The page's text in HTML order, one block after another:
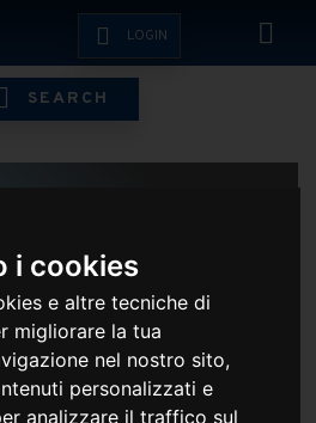
i cookies
e altre tecniche di
migliorare la tua
nel nostro sito,
personalizzati e
analizzare il traffico sul
LOGIN
SEARCH
- COIL - MISCELLANEOUS